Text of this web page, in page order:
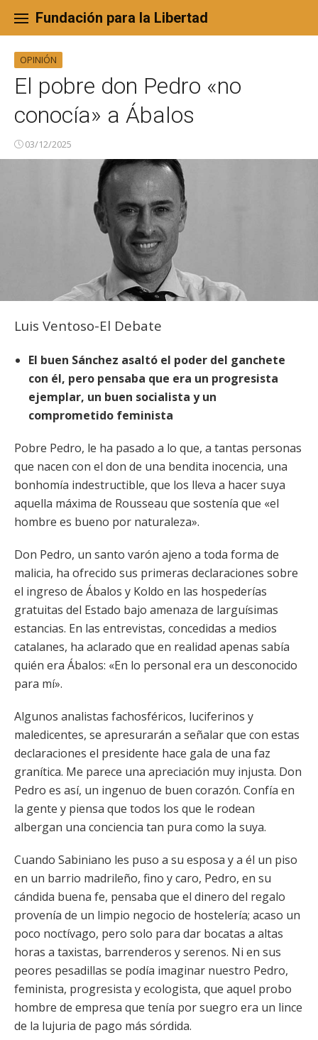
content
Fundación para la Libertad
OPINIÓN
El pobre don Pedro «no
conocía» a Ábalos
03/12/2025
Luis Ventoso-El Debate
El buen Sánchez asaltó el poder del ganchete
con él, pero pensaba que era un progresista
ejemplar, un buen socialista y un
comprometido feminista
Pobre Pedro, le ha pasado a lo que, a tantas personas
que nacen con el don de una bendita inocencia, una
bonhomía indestructible, que los lleva a hacer suya
aquella máxima de Rousseau que sostenía que «el
hombre es bueno por naturaleza».
Don Pedro, un santo varón ajeno a toda forma de
malicia, ha ofrecido sus primeras declaraciones sobre
el ingreso de Ábalos y Koldo en las hospederías
gratuitas del Estado bajo amenaza de larguísimas
estancias. En las entrevistas, concedidas a medios
catalanes, ha aclarado que en realidad apenas sabía
quién era Ábalos: «En lo personal era un desconocido
para mí».
Algunos analistas fachosféricos, luciferinos y
maledicentes, se apresurarán a señalar que con estas
declaraciones el presidente hace gala de una faz
granítica. Me parece una apreciación muy injusta. Don
Pedro es así, un ingenuo de buen corazón. Confía en
la gente y piensa que todos los que le rodean
albergan una conciencia tan pura como la suya.
Cuando Sabiniano les puso a su esposa y a él un piso
en un barrio madrileño, fino y caro, Pedro, en su
cándida buena fe, pensaba que el dinero del regalo
provenía de un limpio negocio de hostelería; acaso un
poco noctívago, pero solo para dar bocatas a altas
horas a taxistas, barrenderos y serenos. Ni en sus
peores pesadillas se podía imaginar nuestro Pedro,
feminista, progresista y ecologista, que aquel probo
hombre de empresa que tenía por suegro era un lince
de la lujuria de pago más sórdida.